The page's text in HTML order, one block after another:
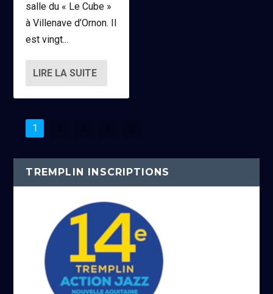
salle du « Le Cube »
à Villenave d’Ornon. Il
est vingt...
LIRE LA SUITE
1
TREMPLIN INSCRIPTIONS